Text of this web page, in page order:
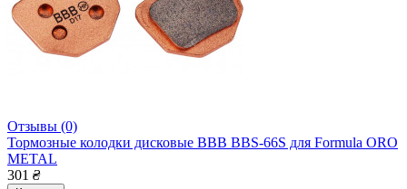
Отзывы (0)
Тормозные колодки дисковые BBB BBS-66S для Formula ORO
METAL
301 ₴